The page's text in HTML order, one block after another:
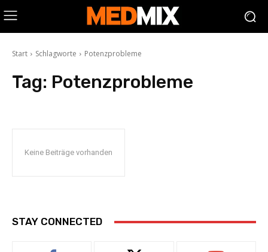
Start Schlagworte Potenzprobleme
Tag: Potenzprobleme
Keine Beiträge vorhanden
STAY CONNECTED